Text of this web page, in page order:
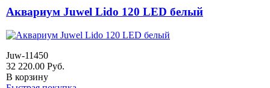
Аквариум Juwel Lido 120 LED белый
Juw-11450
32 220.00 Руб.
В корзину